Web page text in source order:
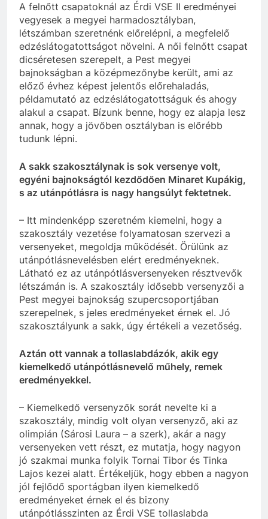
A felnőtt csapatoknál az Érdi VSE II eredményei
vegyesek a megyei harmadosztályban,
létszámban szeretnénk előrelépni, a megfelelő
edzéslátogatottságot növelni. A női felnőtt csapat
dicséretesen szerepelt, a Pest megyei
bajnokságban a középmezőnybe került, ami az
előző évhez képest jelentős előrehaladás,
példamutató az edzéslátogatottságuk és ahogy
alakul a csapat. Bízunk benne, hogy ez alapja lesz
annak, hogy a jövőben osztályban is előrébb
tudunk lépni.
A sakk szakosztálynak is sok versenye volt,
egyéni bajnokságtól kezdődően Minaret Kupákig,
s az utánpótlásra is nagy hangsúlyt fektetnek.
– Itt mindenképp szeretném kiemelni, hogy a
szakosztály vezetése folyamatosan szervezi a
versenyeket, megoldja működését. Örülünk az
utánpótlásnevelésben elért eredményeknek.
Látható ez az utánpótlásversenyeken résztvevők
létszámán is. A szakosztály idősebb versenyzői a
Pest megyei bajnokság szupercsoportjában
szerepelnek, s jeles eredményeket érnek el. Jó
szakosztályunk a sakk, úgy értékeli a vezetőség.
Aztán ott vannak a tollaslabdázók, akik egy
kiemelkedő utánpótlásnevelő műhely, remek
eredményekkel.
– Kiemelkedő versenyzők sorát nevelte ki a
szakosztály, mindig volt olyan versenyző, aki az
olimpián (Sárosi Laura – a szerk), akár a nagy
versenyeken vett részt, ez mutatja, hogy nagyon
jó szakmai munka folyik Tornai Tibor és Tinka
Lajos kezei alatt. Értékeljük, hogy ebben a nagyon
jól fejlődő sportágban ilyen kiemelkedő
eredményeket érnek el és bizony
utánpótlásszinten az Érdi VSE tollaslabda